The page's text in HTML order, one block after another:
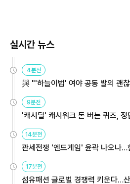
실시간 뉴스
4분전
與 "'하늘이법' 여야 공동 발의 괜
9분전
'캐시딜' 캐시워크 돈 버는 퀴즈, 정
14분전
관세전쟁 '엔드게임' 윤곽 나오나…
17분전
섬유패션 글로벌 경쟁력 키운다…